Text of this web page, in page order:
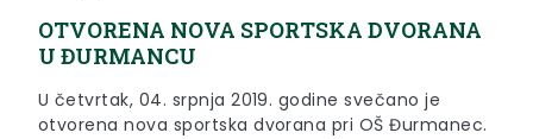
OTVORENA NOVA SPORTSKA DVORANA
U ĐURMANCU
U četvrtak, 04. srpnja 2019. godine svečano je
otvorena nova sportska dvorana pri OŠ Đurmanec.